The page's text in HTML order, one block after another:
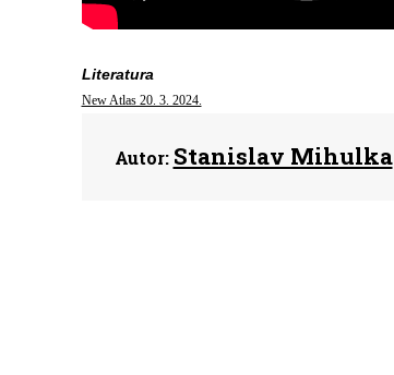
Literatura
New Atlas 20. 3. 2024.
Autor: Stanislav Mihulka